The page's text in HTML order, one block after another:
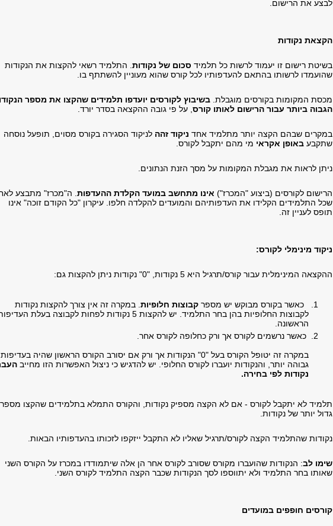
לבצע את הרישום.
הקצאת נקודות
בשיטת רישום זו יעמוד לרשות כל תלמיד סכום של נקודות . התלמיד רשאי להקצות את הנקודות
שהועמדו לרשותו בהתאם להעדפותיו לכל קורס שהוא מעוניין להשתתף בו.
מכסת המקומות בקורסים מוגבלת. בשיבוץ לקורסים יועדפו תלמידים שהקצו את מספר
הגבוה ביותר עבור הרישום לאותו קורס , על פי גובה ההקצאה בסדר יורד.
במקרים שבהם הקצה יותר מתלמיד אחד ניקוד זהה לניקוד הסגירה בקורס מסוים, תופעל נוסחה
שתקבע באופן אקראי מי מהם יתקבל לקורס.
ניתן לראות את מגבלת המקומות על מסך הזנת הנתונים.
הרישום לקורסים (ביצוע "המכרז") אינו מתחשב במועד הקלדת ההעדפות . ה"מכרז" מתבצע
שכל התלמידים הקלידו את העדפותיהם והמועדים להקלדה חלפו. עיקרון "כל הקודם זוכה" אינו
תופס לעניין זה.
ניקוד מינימלי לקורס:
ההקצאה המינימלית עבור קורס/תרגיל היא 5 נקודות, "0" נקודות ניתן להקצות גם:
כאשר בקורס מבוקש יש מספר קבוצות חלופיות . במקרה זה אין צורך להקצות נקודות
לקבוצות החלופיות בהן בחר התלמיד. יש להקצות 5 נקודות לפחות לקבוצה בעלת
הראשונה.
כאשר נרשמים לקורס אך ורק כחלופה לקורס אחר.
במקרה זה יטופל הקורס בעל "0" הנקודות אך ורק אם יסורב הקורס הראשון שהיה בעדיפות
גבוהה יותר, והנקודות יועברו לקורס החלופי. יש להדגיש כי ניצול האפשרות הזו מחייב
נקודות לפי בחירה.
תלמיד לא יתקבל לקורס - אם לא הקצה מספיק נקודות, והקורס התמלא בתלמידים שהקצו מספר
גדול יותר של נקודות.
נקודות שהתלמיד הקצה לקורס/תרגיל שאליו לא התקבל ייזקפו לזכותו בהעדפותיו הבאות.
שימו לב: הנקודות שהועברו מקורס שסורב לקורס אחר הן אלה שיתמודדו במכרז על הקורס השני
שאותו בחר התלמיד ולא יתווספו לסך הנקודות שכבר הקצה התלמיד לקורס השני.
קורסים חופפים במועדים